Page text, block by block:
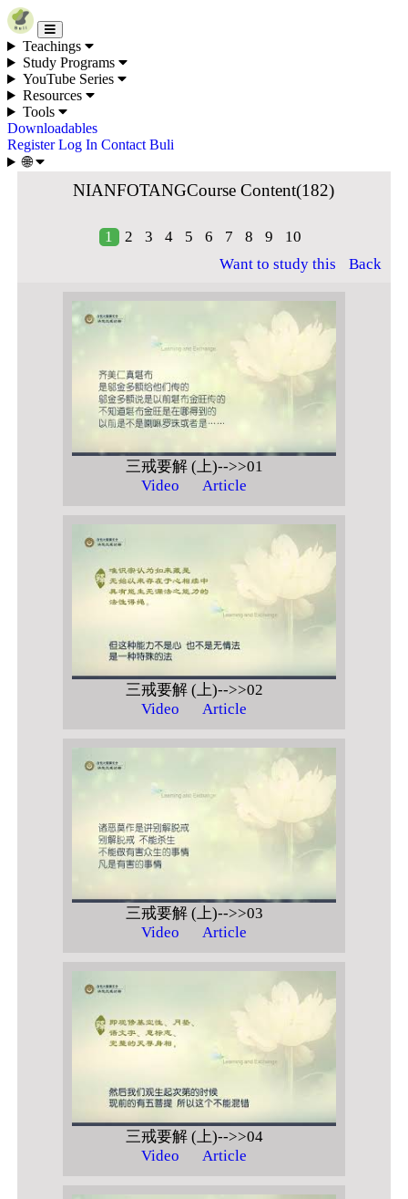
Skip to content
Teachings
Study Programs
YouTube Series
Resources
Tools
Downloadables
Register Log In Contact Buli
🌐
NIANFOTANGCourse Content(182)
1 2 3 4 5 6 7 8 9
10
Want to study this
Back
三戒要解 (上)-->>01
Video
Article
三戒要解 (上)-->>02
Video
Article
三戒要解 (上)-->>03
Video
Article
三戒要解 (上)-->>04
Video
Article